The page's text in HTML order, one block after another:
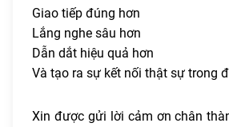
Giao tiếp đúng hơn
Lắng nghe sâu hơn
Dẫn dắt hiệu quả hơn
Và tạo ra sự kết nối thật sự trong
Xin được gửi lời cảm ơn chân